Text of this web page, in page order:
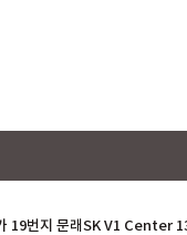
19번지 문래SK V1 Center